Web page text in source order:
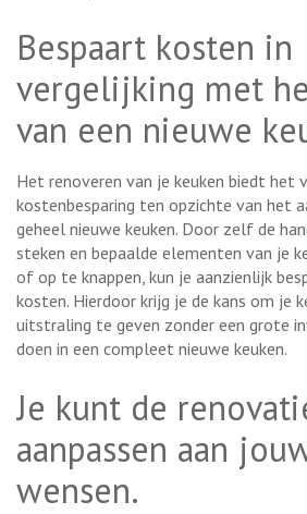
Bespaart kosten in
vergelijking met
van een nieuwe
Het renoveren van je keuken biedt het
kostenbesparing ten opzichte van het
geheel nieuwe keuken. Door zelf de
steken en bepaalde elementen van je
of op te knappen, kun je aanzienlijk
kosten. Hierdoor krijg je de kans om je
uitstraling te geven zonder een grote
doen in een compleet nieuwe keuken.
Je kunt de
aanpassen aan
wensen.